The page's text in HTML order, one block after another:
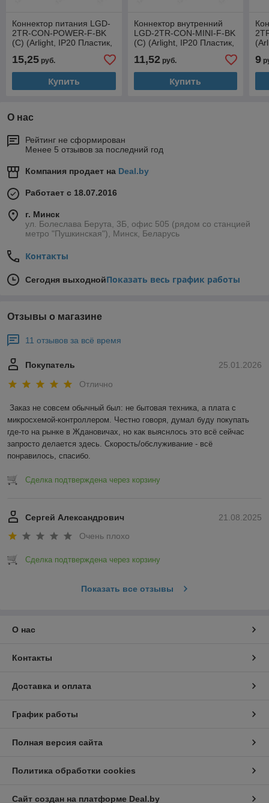
Коннектор питания LGD-
2TR-CON-POWER-F-BK
(C) (Arlight, IP20 Пластик,
15,25 руб.
Купить
Коннектор внутренний
LGD-2TR-CON-MINI-F-BK
(C) (Arlight, IP20 Пластик,
11,52руб.
Купить
9
О нас
Рейтинг не сформирован
Менее 5 отзывов за последний год
Компания продает на Deal.by
Работает с 18.07.2016
г. Минск
ул. Болеслава Берута, 3Б, офис 505 (рядом со станцией
метро "Пушкинская"), Минск, Беларусь
Контакты
Сегодня выходнойПоказать весь график работы
Отзывы о магазине
11 отзывов за всё время
25.01.2026
Покупатель
Отлично
Заказ не совсем обычный был: не бытовая техника, а плата с
микросхемой-контроллером. Честно говоря, думал буду покупать
где-то на рынке в Ждановичах, но как выяснлось это всё сейчас
запросто делается здесь. Скорость/обслуживание - всё
понравилось, спасибо.
Сделка подтверждена через корзину
21.08.2025
Сергей Александрович
Очень плохо
Сделка подтверждена через корзину
Показать все отзывы
О нас
Контакты
Доставка и оплата
График работы
Полная версия сайта
Политика обработки cookies
Сайт создан на платформе Deal.by